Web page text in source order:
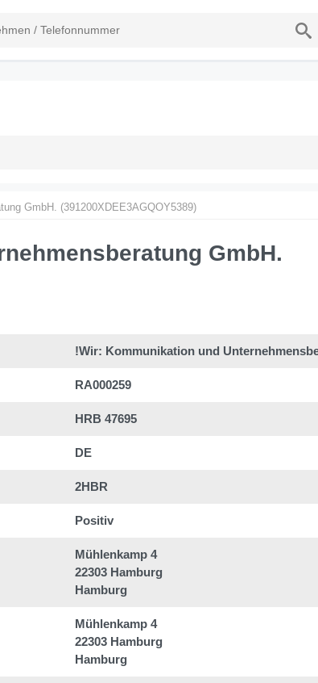
GmbH. (391200XDEE3AGQOY5389)
GmbH.
!Wir: Kommunikation und
RA000259
HRB 47695
DE
2HBR
Positiv
Mühlenkamp 4
22303 Hamburg
Hamburg
Mühlenkamp 4
22303 Hamburg
Hamburg